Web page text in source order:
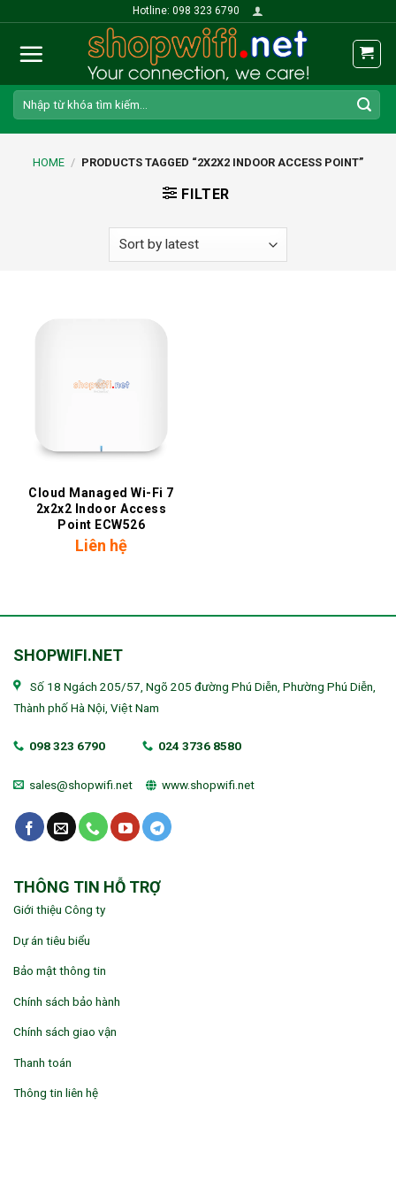
content
Hotline: 098 323 6790
Search
for:
HOME / PRODUCTS TAGGED “2X2X2 INDOOR ACCESS POINT”
FILTER
Cloud Managed Wi-Fi 7
2x2x2 Indoor Access
Point ECW526
Liên hệ
SHOPWIFI.NET
Số 18 Ngách 205/57, Ngõ 205 đường Phú Diễn, Phường Phú Diễn,
Thành phố Hà Nội, Việt Nam
098 323 6790 024 3736 8580
sales@shopwifi.net www.shopwifi.net
THÔNG TIN HỖ TRỢ
Giới thiệu Công ty
Dự án tiêu biểu
Bảo mật thông tin
Chính sách bảo hành
Chính sách giao vận
Thanh toán
Thông tin liên hệ